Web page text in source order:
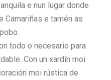
e nun lugar donde
Camariñas e tamén as
todo o necesario para
Con un xardín moi
moi rústica de